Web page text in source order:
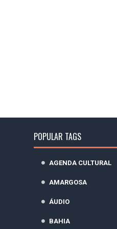
POPULAR TAGS
AGENDA CULTURAL
AMARGOSA
ÁUDIO
BAHIA